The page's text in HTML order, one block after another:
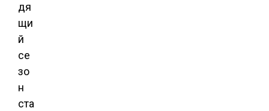
дя
щи
й
се
зо
н
ста